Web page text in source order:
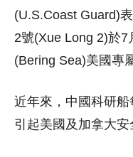
(U.S.Coast Guard)
2號(Xue Long 2)於
(Bering Sea)美國專
近年來，中國科研
引起美國及加拿大安